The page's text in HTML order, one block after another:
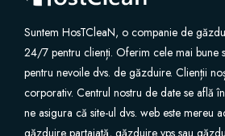
Website Backup
VPN
SEO Tools
Suntem HosTCleaN, o companie de
24/7 pentru clienți. Oferim cele mai bune
pentru nevoile dvs. de găzduire. Clienții
corporativ. Centrul nostru de date se află
ne asigura că site-ul dvs. web este mereu
găzduire partajată, găzduire vps sau